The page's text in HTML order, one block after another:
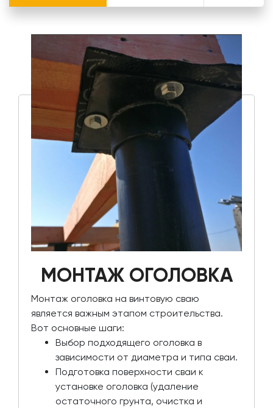
МОНТАЖ ОГОЛОВКА
Монтаж оголовка на винтовую сваю
является важным этапом строительства.
Вот основные шаги:
Выбор подходящего оголовка в
зависимости от диаметра и типа сваи.
Подготовка поверхности сваи к
установке оголовка (удаление
остаточного грунта, очистка и